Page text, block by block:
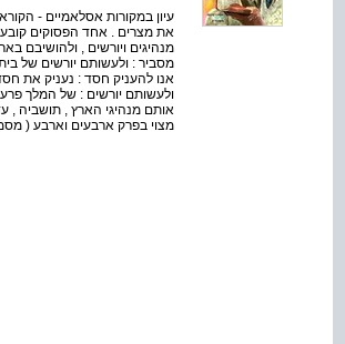
עיון במקורות אסלאמיים -
את מצרים . אחד הפסוקים
מנהיגים ויורשים , ולהושיבם
מסביר : ולעשותם יורשים של
אנו להעניק חסד : נעניק את
ולעשותם יורשים : של המלך
אותם מנהיגי הארץ , תושביה ,
מצוי בפרק ארבעים וארבע ( מסמך : ( 9 . 5 : [